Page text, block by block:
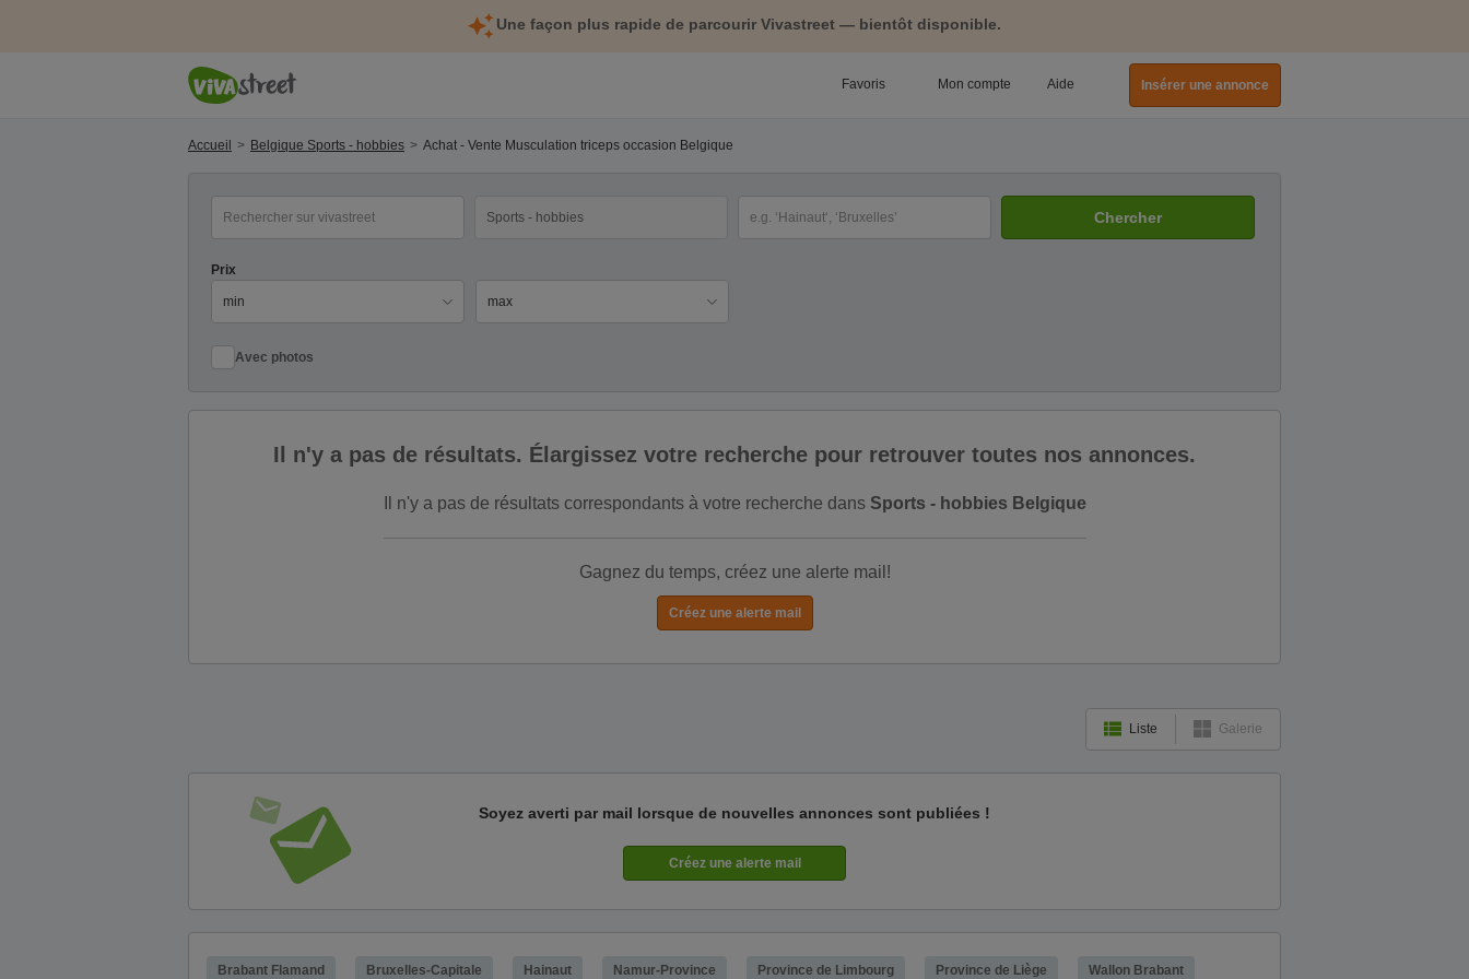
Une façon plus rapide de parcourir Vivastreet — bientôt disponible.
Favoris Mon compte Aide Insérer une annonce
Accueil Belgique Sports - hobbies Achat - Vente Musculation triceps occasion Belgique
Chercher
Prix
Avec photos
Il n'y a pas de résultats. Élargissez votre recherche pour retrouver toutes nos annonces.
Il n'y a pas de résultats correspondants à votre recherche dans Sports - hobbies Belgique
Gagnez du temps, créez une alerte mail!
Liste Galerie
Soyez averti par mail lorsque de nouvelles annonces sont publiées !
Brabant Flamand Bruxelles-Capitale Hainaut Namur-Province Province de Limbourg Province de Liège Wallon Brabant